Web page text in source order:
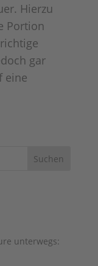
Hierzu
Portion
gar
eine
unterwegs: